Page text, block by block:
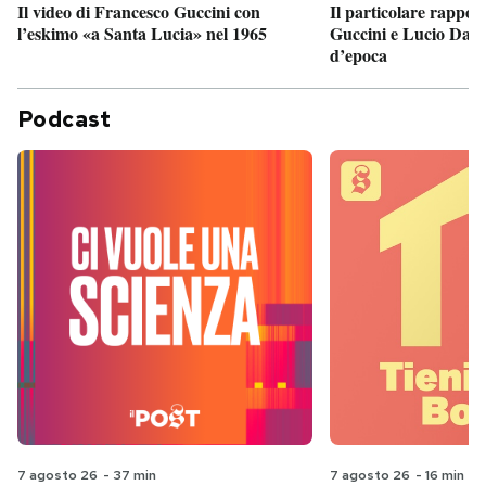
Il video di Francesco Guccini con
l’eskimo «a Santa Lucia» nel 1965
Il particolare
Guccini e Lucio
d’epoca
Podcast
7 agosto 26 - 37 min 7 agosto 26 - 16 min